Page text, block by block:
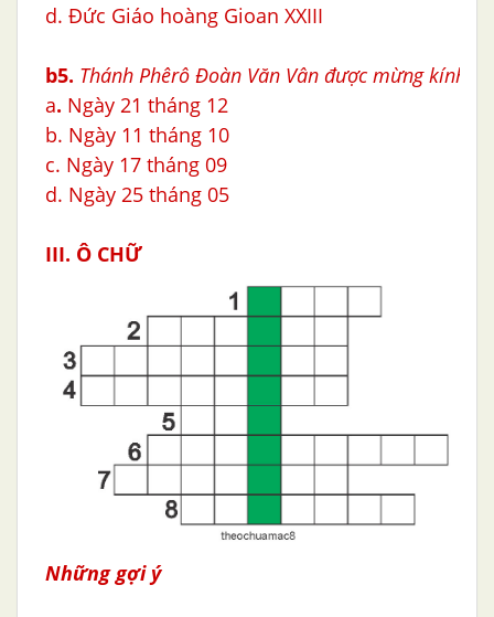
d. Đức Giáo hoàng Gioan XXIII
b5. Thánh Phêrô Ðoàn Văn Vân được mừng kính
a. Ngày 21 tháng 12
b. Ngày 11 tháng 10
c. Ngày 17 tháng 09
d. Ngày 25 tháng 05
III. Ô CHỮ
Những gợi ý